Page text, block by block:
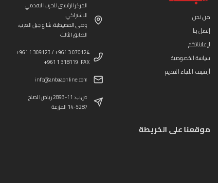
من نحن
إتصل بنا
لإعلاناتكم
سياسة الخصوصية
أرشيف الأنباء القديم
المركز الرئيسي للحزب التقدمي
الاشتراكي
وطى المصيطبة، شارع جبل العرب،
الطابق الثالث
+961 1 309123 / +961 3 070124
+961 1 318119 :FAX
info@anbaaonline.com
ص.ب: 11-2893 رياض الصلح
14-5287 المزرعة
موقعنا على الخريطة